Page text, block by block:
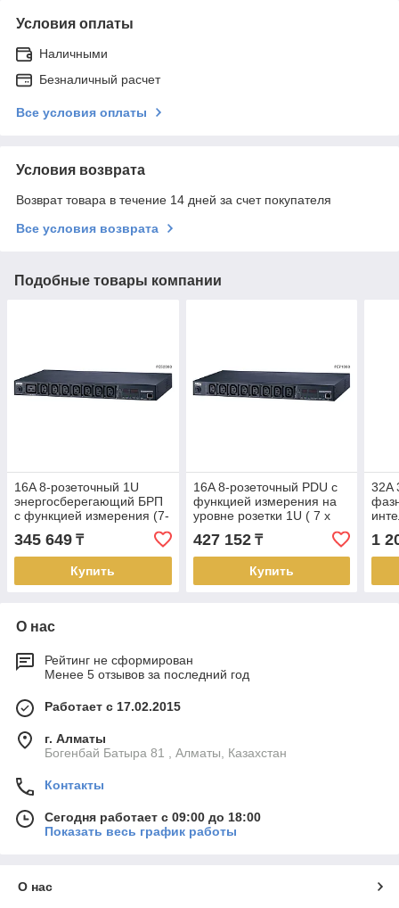
Условия оплаты
Наличными
Безналичный расчет
Все условия оплаты
Условия возврата
Возврат товара в течение 14 дней за счет покупателя
Все условия возврата
Подобные товары компании
16A 8-розеточный 1U
энергосберегающий БРП
с функцией измерения (7-
IEC 320 C13 и 1- IEC 320
C19) PE5208G ATEN
345 649 ₸
Купить
16A 8-розеточный PDU с
функцией измерения на
уровне розетки 1U ( 7 x
IEC320 C13 + 1 x IEC320
C19) PE7208G ATEN
427 152₸
Купить
32A
1
О нас
Рейтинг не сформирован
Менее 5 отзывов за последний год
Работает с 17.02.2015
г. Алматы
Богенбай Батыра 81 , Алматы, Казахстан
Контакты
Сегодня работает с 09:00 до 18:00
Показать весь график работы
О нас